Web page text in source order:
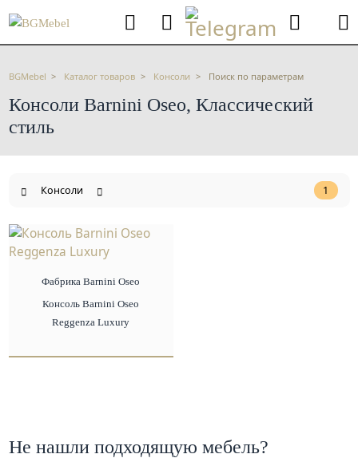
BGMebel Каталог товаров Консоли Поиск по параметрам
Консоли Barnini Oseo, Классический
стиль
Консоли 1
Фабрика Barnini Oseo
Консоль Barnini Oseo
Reggenza Luxury
Не нашли подходящую мебель?